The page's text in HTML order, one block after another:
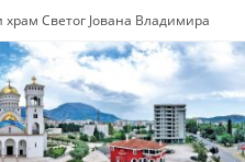
Светог Јована Владимира